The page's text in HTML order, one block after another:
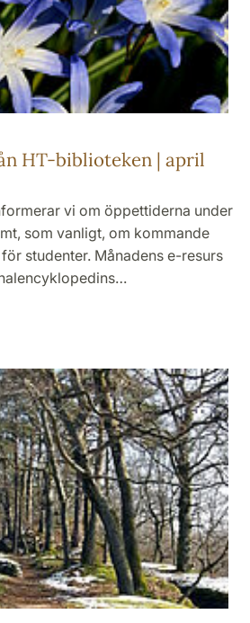
HT-biblioteken | april
vi om öppettiderna under
som vanligt, om kommande
studenter. Månadens e-resurs